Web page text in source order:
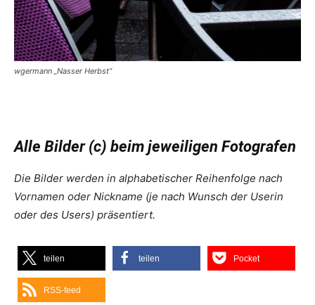
wgermann „Nasser Herbst“
Alle Bilder (c) beim jeweiligen Fotografen
Die Bilder werden in alphabetischer Reihenfolge nach
Vornamen oder Nickname (je nach Wunsch der Userin
oder des Users) präsentiert.
teilen teilen Pocket
RSS-feed